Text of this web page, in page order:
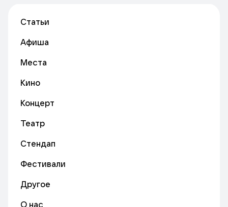
Статьи
Афиша
Места
Кино
Концерт
Театр
Стендап
Фестивали
Другое
О нас